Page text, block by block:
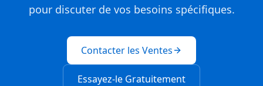
pour discuter de vos besoins spécifiques.
Contacter les Ventes
Essayez-le Gratuitement